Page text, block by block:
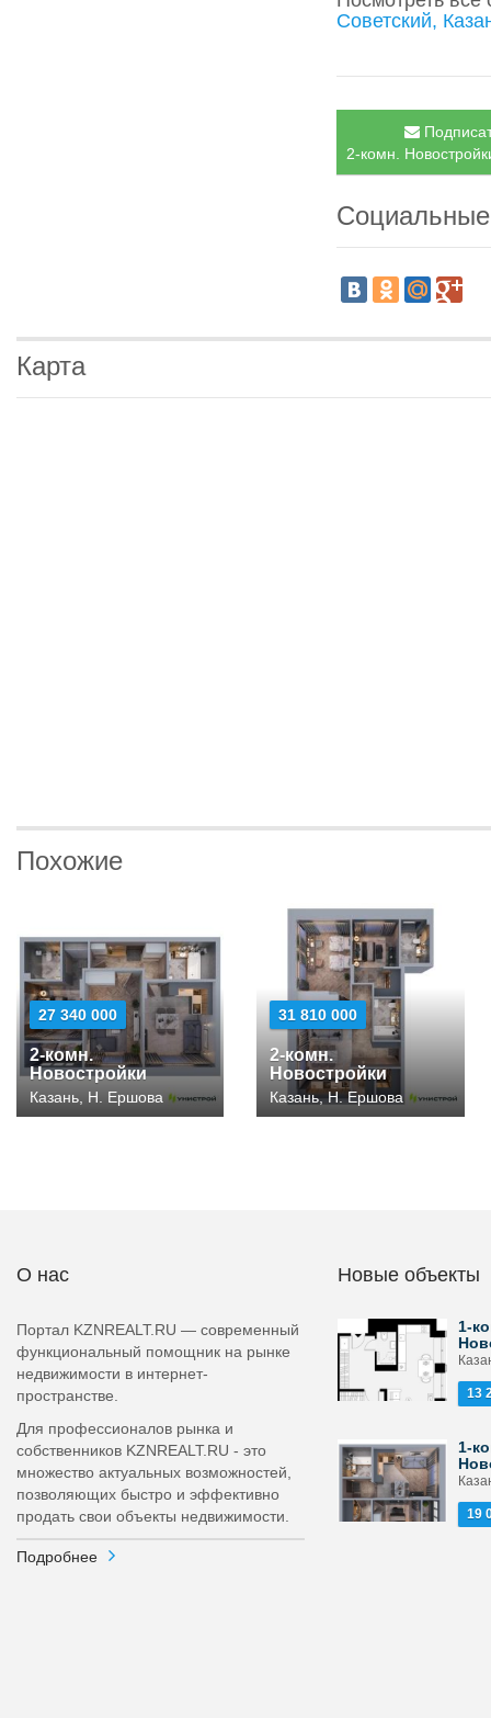
Советский,
2-комн.
Карта
Похожие
27 340 000
2-комн.
Новостройки
Казань, Н. Ершова
31 810 000
2-комн.
Новостройки
Казань, Н. Ершова
О нас
Портал KZNREALT.RU — современный
функциональный помощник на рынке
недвижимости в интернет-
пространстве.
Для профессионалов рынка и
собственников KZNREALT.RU - это
множество актуальных возможностей,
позволяющих быстро и эффективно
продать свои объекты недвижимости.
Подробнее
Новые объекты
1-
13
1-
19